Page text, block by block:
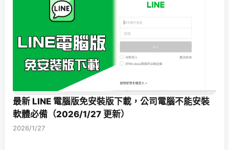
最新 LINE 電腦版免安裝版下載，公司電腦不能安裝
軟體必備（2026/1/27 更新）
2026/1/27